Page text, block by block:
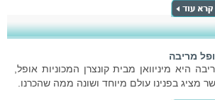
מריבה
היא מיניוואן מבית קונצרן המכוניות אופל,
מציג בפנינו עולם מיוחד ושונה ממה שהכרנו.